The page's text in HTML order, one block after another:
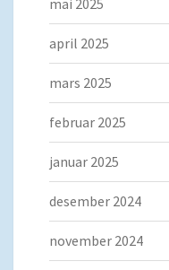
mai 2025
april 2025
mars 2025
februar 2025
januar 2025
desember 2024
november 2024